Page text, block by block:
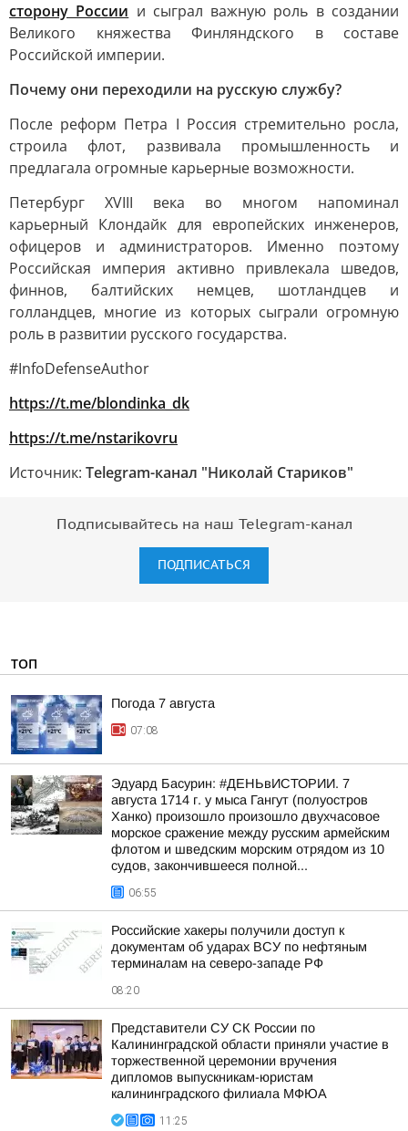
сторону России и сыграл важную роль в создании
Великого княжества Финляндского в составе
Российской империи.
Почему они переходили на русскую службу?
После реформ Петра I Россия стремительно росла,
строила флот, развивала промышленность и
предлагала огромные карьерные возможности.
Петербург XVIII века во многом напоминал
карьерный Клондайк для европейских инженеров,
офицеров и администраторов. Именно поэтому
Российская империя активно привлекала шведов,
финнов, балтийских немцев, шотландцев и
голландцев, многие из которых сыграли огромную
роль в развитии русского государства.
#InfoDefenseAuthor
https://t.me/blondinka_dk
https://t.me/nstarikovru
Источник: Telegram-канал "Николай Стариков"
Подписывайтесь на наш Telegram-канал
ПОДПИСАТЬСЯ
ТОП
Погода 7 августа
07:08
Эдуард Басурин: #ДЕНЬвИСТОРИИ. 7
августа 1714 г. у мыса Гангут (полуостров
Ханко) произошло произошло двухчасовое
морское сражение между русским армейским
флотом и шведским морским отрядом из 10
судов, закончившееся полной...
06:55
Российские хакеры получили доступ к
документам об ударах ВСУ по нефтяным
терминалам на северо-западе РФ
08:20
Представители СУ СК России по
Калининградской области приняли участие в
торжественной церемонии вручения
дипломов выпускникам-юристам
калининградского филиала МФЮА
11:25